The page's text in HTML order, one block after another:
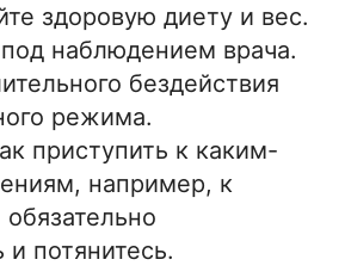
здоровую диету и вес.
наблюдением врача.
бездействия
режима.
приступить к каким-
например, к
и потянитесь.